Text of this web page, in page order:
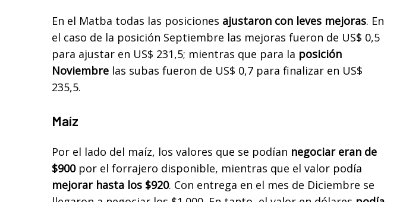
En el Matba todas las posiciones ajustaron con leves mejoras. En
el caso de la posición Septiembre las mejoras fueron de US$ 0,5
para ajustar en US$ 231,5; mientras que para la posición
Noviembre las subas fueron de US$ 0,7 para finalizar en US$
235,5.
Maíz
Por el lado del maíz, los valores que se podían negociar eran de
$900por el forrajero disponible, mientras que el valor podía
mejorar hasta los $920. Con entrega en el mes de Diciembre se